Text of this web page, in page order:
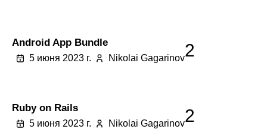
Android App Bundle
5 июня 2023 г. Nikolai Gagarinov2
Ruby on Rails
5 июня 2023 г. Nikolai Gagarinov2